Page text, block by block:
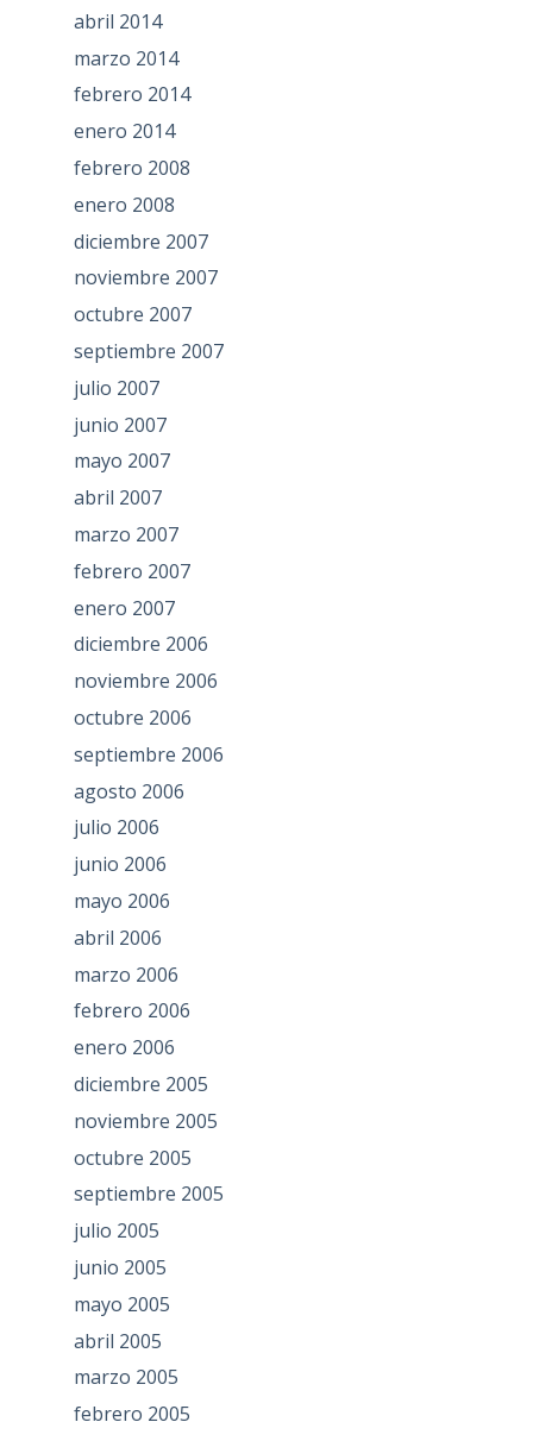
abril 2014
marzo 2014
febrero 2014
enero 2014
febrero 2008
enero 2008
diciembre 2007
noviembre 2007
octubre 2007
septiembre 2007
julio 2007
junio 2007
mayo 2007
abril 2007
marzo 2007
febrero 2007
enero 2007
diciembre 2006
noviembre 2006
octubre 2006
septiembre 2006
agosto 2006
julio 2006
junio 2006
mayo 2006
abril 2006
marzo 2006
febrero 2006
enero 2006
diciembre 2005
noviembre 2005
octubre 2005
septiembre 2005
julio 2005
junio 2005
mayo 2005
abril 2005
marzo 2005
febrero 2005